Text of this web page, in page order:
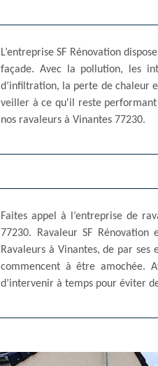
L’entreprise SF Rénovation
façade. Avec la pollution, les
d’infiltration, la perte de chaleur
veiller à ce qu'il reste
nos ravaleurs à Vinantes 77230.
Faites appel à l’entreprise de
77230. Ravaleur SF
Ravaleurs à Vinantes, de par
commencent à être amochée.
d’intervenir à temps pour éviter